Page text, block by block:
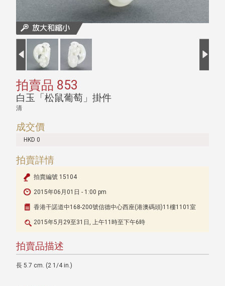
拍賣品 853
白玉「松鼠葡萄」掛件
清
成交價
HKD 0
拍賣詳情
拍賣編號 15104
2015年06月01日 - 1:00 pm
香港干諾道中168-200號信德中心西座(港澳碼頭)11樓1101室
2015年5月29至31日, 上午11時至下午6時
拍賣品描述
長 5.7 cm. (2 1/4 in.)